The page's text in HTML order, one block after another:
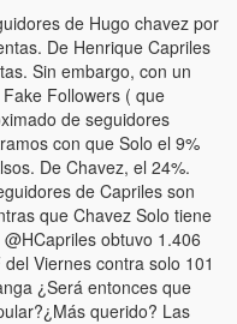
de Hugo chavez por
De Henrique Capriles
Sin embargo, con un
Followers ( que
de seguidores
con que Solo el 9%
De Chavez, el 24%.
de Capriles son
que Chavez Solo tiene
obtuvo 1.406
Viernes contra solo 101
¿Será entonces que
querido? Las